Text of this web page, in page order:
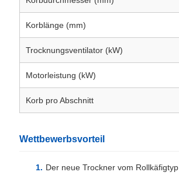
Korblänge (mm)
Trocknungsventilator (kW)
Motorleistung (kW)
Korb pro Abschnitt
Wettbewerbsvorteil
Der neue Trockner vom Rollkäfigtyp